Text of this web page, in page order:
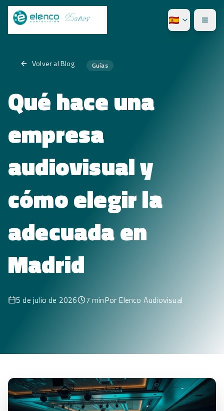
Volver al Blog Guías
Qué hace una
empresa
audiovisual y
cómo elegir la
adecuada en
Madrid
5 de julio de 2026 7 minPor Elenco Audiovisual